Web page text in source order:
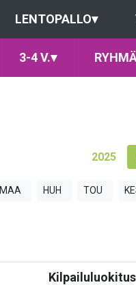
LENTOPALLO▾
3-4 V.▾ RYHMÄ
2025
MAA HUH TOU
Kilpailuluokitus